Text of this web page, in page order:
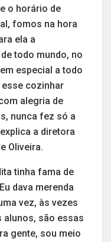
o horário de
fomos na hora
ela a
todo mundo, no
especial a todo
cozinhar
alegria de
nunca fez só a
a diretora
Oliveira.
tinha fama de
dava merenda
vez, às vezes
alunos, são essas
gente, sou meio